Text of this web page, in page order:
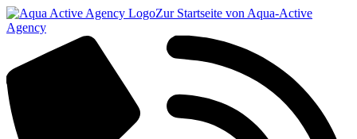
Zur Startseite von Aqua-Active
Agency